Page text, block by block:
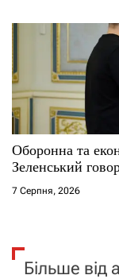
Оборонна та
Зеленський
7 Серпня, 2026
Більше від